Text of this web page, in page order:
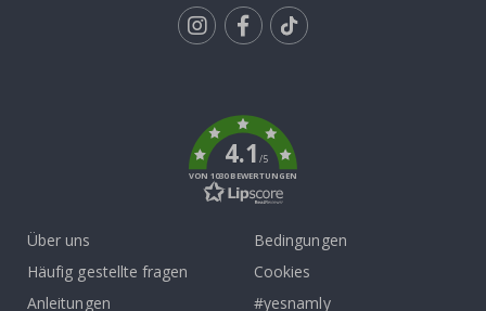
4.1/5
VON 1030 BEWERTUNGEN
Über uns
Häufig gestellte fragen
Anleitungen
Bedingungen
Cookies
#yesnamly